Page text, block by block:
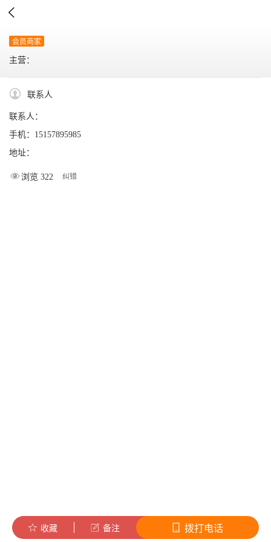

会员商家
主营：
联系人
联系人：
手机：15157895985
地址：
浏览 322 纠错
收藏 备注 拨打电话